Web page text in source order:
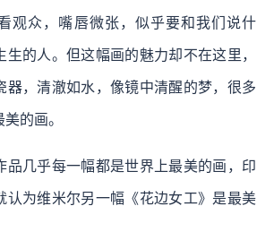
观众，嘴唇微张，似乎要和我们说什
生的人。但这幅画的魅力却不在这里，
器，清澈如水，像镜中清醒的梦，很多
的画。
品几乎每一幅都是世界上最美的画，印
认为维米尔另一幅《花边女工》是最美